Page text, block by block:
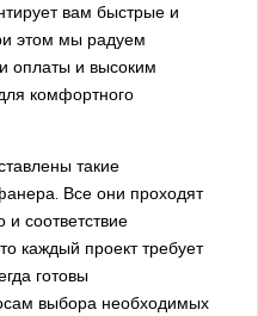
вам быстрые и
этом мы радуем
оплаты и высоким
комфортного
такие
Все они проходят
и соответствие
каждый проект требует
готовы
выбора необходимых